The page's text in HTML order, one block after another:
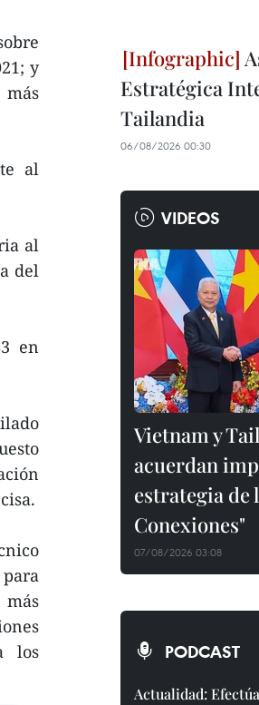
y
más
al
al
del
en
más
los
Estratégica
Tailandia
06/08/2026 00:30
VIDEOS
Vietnam y
acuerdan
estrategia de
Conexiones"
07/08/2026 03:08
PODCAST
Actualidad: